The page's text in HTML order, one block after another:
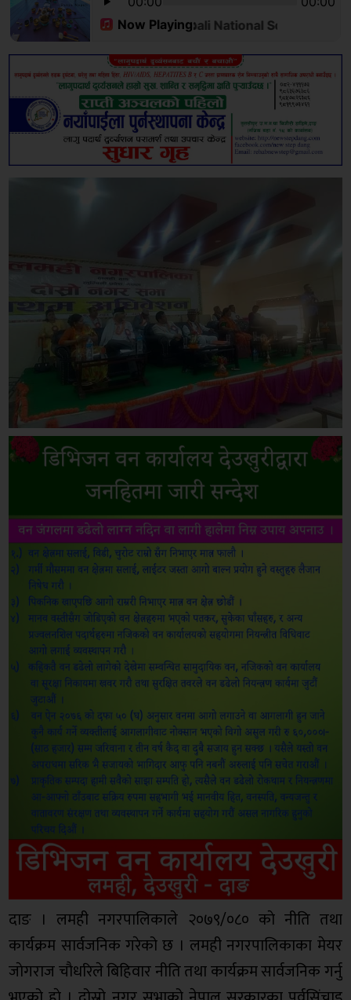
दाङ । लमही नगरपालिकाले २०७९/०८० काे नीति तथा
कार्यक्रम सार्वजनिक गरेको छ । लमही नगरपालिकाका मेयर
जाेगराज चाैधरिले बिहिवार नीति तथा कार्यक्रम सार्वजनिक गर्नु